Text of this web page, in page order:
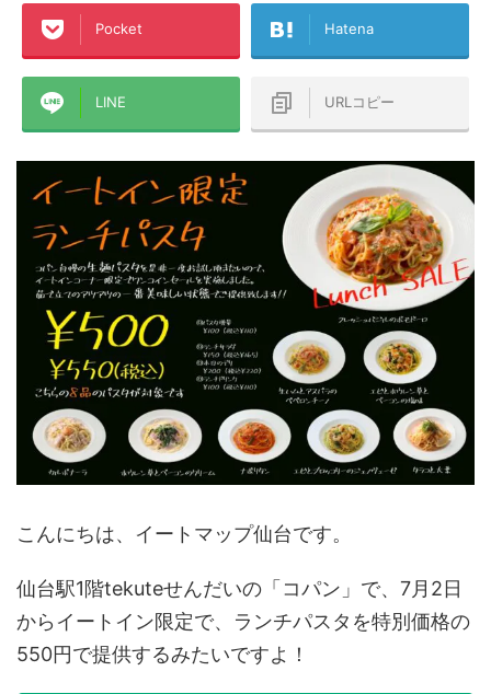
Pocket Hatena
LINE URLコピー
こんにちは、イートマップ仙台です。
仙台駅1階tekuteせんだいの「コパン」で、7月2日
からイートイン限定で、ランチパスタを特別価格の
550円で提供するみたいですよ！